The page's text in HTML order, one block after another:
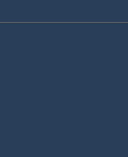
Instagram